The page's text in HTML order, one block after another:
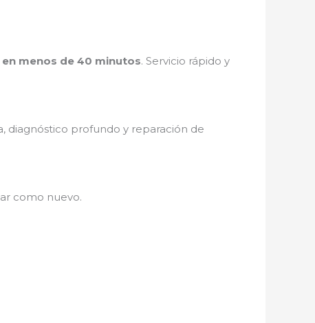
en menos de 40 minutos. Servicio rápido y
diagnóstico profundo y reparación de
como nuevo.